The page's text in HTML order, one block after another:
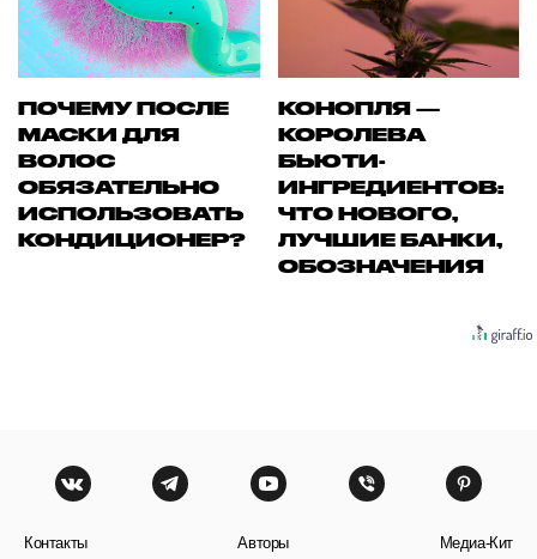
ПОЧЕМУ ПОСЛЕ
МАСКИ ДЛЯ
ВОЛОС
ОБЯЗАТЕЛЬНО
ИСПОЛЬЗОВАТЬ
КОНДИЦИОНЕР?
КОНОПЛЯ —
КОРОЛЕВА
БЬЮТИ-
ИНГРЕДИЕНТОВ:
ЧТО НОВОГО,
ЛУЧШИЕ БАНКИ,
ОБОЗНАЧЕНИЯ
Контакты Авторы Медиа-Кит